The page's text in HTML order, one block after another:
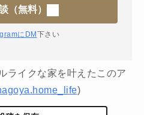
（無料）
にDM 下さい
ライクな家を叶えたこのア
)